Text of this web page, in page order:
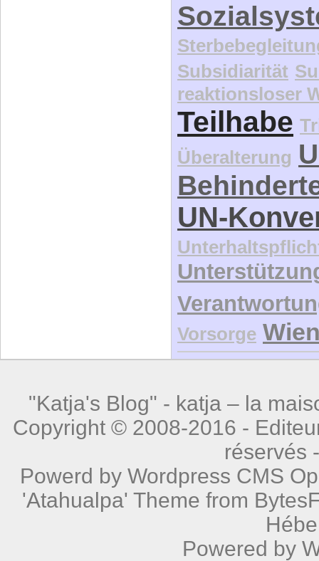
Subsidiarität
reaktionsloser
Teilhabe
Überalterung
UN-
Vorsorge
"Katja's Blog" - katja – la
Copyright © 2008-2016 -
réservés
Powerd byWordpress CMS
'Atahualpa' Theme from
Powered by